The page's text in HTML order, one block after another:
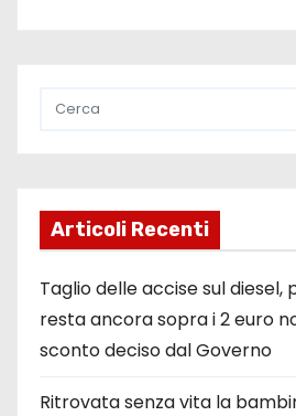
Articoli Recenti
Taglio delle accise sul diesel,
resta ancora sopra i 2 euro
sconto deciso dal Governo
Ritrovata senza vita la